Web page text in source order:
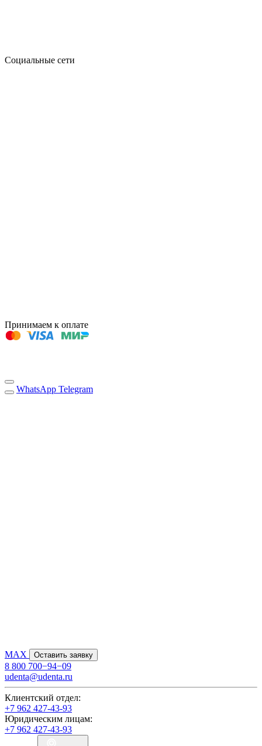
Социальные сети
Принимаем к оплате
WhatsApp Telegram
MAX Оставить заявку
8 800 700−94−09
udenta@udenta.ru
Клиентский отдел:
+7 962 427-43-93
Юридическим лицам:
+7 962 427-43-93